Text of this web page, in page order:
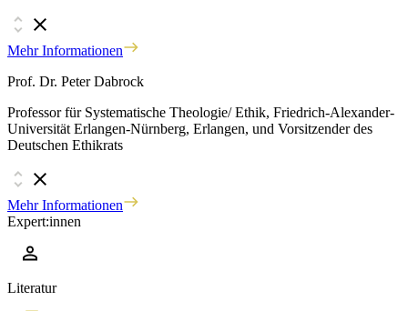
Mehr Informationen
Prof. Dr. Peter Dabrock
Professor für Systematische Theologie/ Ethik, Friedrich-Alexander-
Universität Erlangen-Nürnberg, Erlangen, und Vorsitzender des
Deutschen Ethikrats
Mehr Informationen
Expert:innen
Literatur